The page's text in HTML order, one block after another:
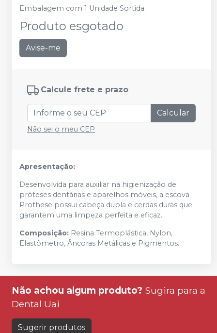
Embalagem com 1 Unidade Sortida.
Produto esgotado
Avise-me
Calcule frete e prazo
Calcular
Não sei o meu CEP
Apresentação:
Desenvolvida para auxiliar na higienização de
próteses dentárias e aparelhos móveis, a escova
Prothese possui cabeça dupla e cerdas duras que
garantem uma limpeza perfeita e eficaz.
Composição: Resina Termoplástica, Nylon,
Elastômetro, Âncoras Metálicas e Pigmentos.
Não achou algum produto? Sugira para a
Dental Uai
Sugerir produtos